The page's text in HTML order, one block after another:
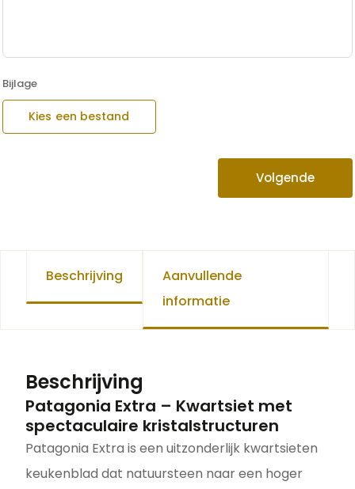
Bijlage
Kies een bestand
Volgende
Beschrijving
Aanvullende
informatie
Beschrijving
Patagonia Extra – Kwartsiet met
spectaculaire kristalstructuren
Patagonia Extra is een uitzonderlijk kwartsieten
keukenblad dat natuursteen naar een hoger